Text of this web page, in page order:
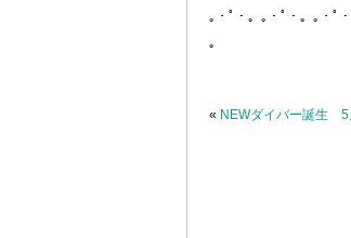
｡・ﾟ・。｡・ﾟ・。｡・ﾟ
。
« NEWダイバー誕生 5